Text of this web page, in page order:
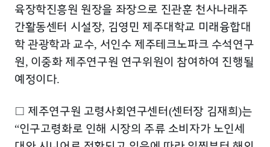
육장학진흥원 원장을 좌장으로 진관훈 천사나래주
간활동센터 시설장, 김영민 제주대학교 미래융합대
학 관광학과 교수, 서인수 제주테크노파크 수석연구
원, 이중화 제주연구원 연구위원이 참여하여 진행될
예정이다.
□ 제주연구원 고령사회연구센터(센터장 김재희)는
“인구고령화로 인해 시장의 주류 소비자가 노인세